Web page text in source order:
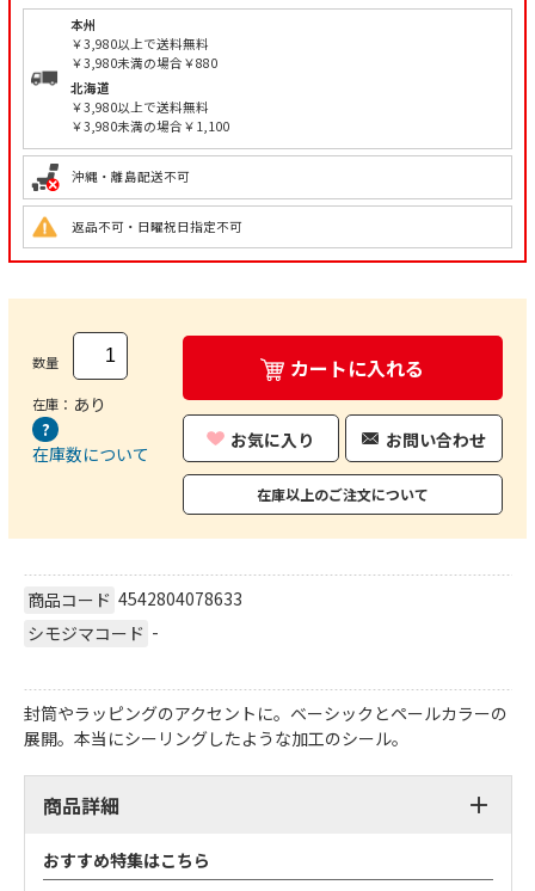
本州
￥3,980以上で送料無料
￥3,980未満の場合￥880
北海道
￥3,980以上で送料無料
￥3,980未満の場合￥1,100
沖縄・離島配送不可
返品不可・日曜祝日指定不可
数量
在庫： あり
在庫数について
カートに入れる
お気に入り お問い合わせ
在庫以上のご注文について
商品コード 4542804078633
シモジマコード -
封筒やラッピングのアクセントに。ベーシックとペールカラーの
展開。本当にシーリングしたような加工のシール。
商品詳細
おすすめ特集はこちら